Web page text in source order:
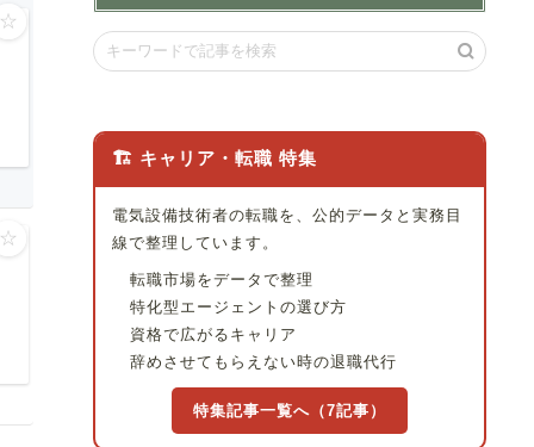
🏗 キャリア・転職 特集
電気設備技術者の転職を、公的データと実務目
線で整理しています。
転職市場をデータで整理
特化型エージェントの選び方
資格で広がるキャリア
辞めさせてもらえない時の退職代行
特集記事一覧へ（7記事）